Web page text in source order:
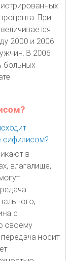
При
2000 и 2006
В 2006
больных
в
влагалище,
с
своему
носит